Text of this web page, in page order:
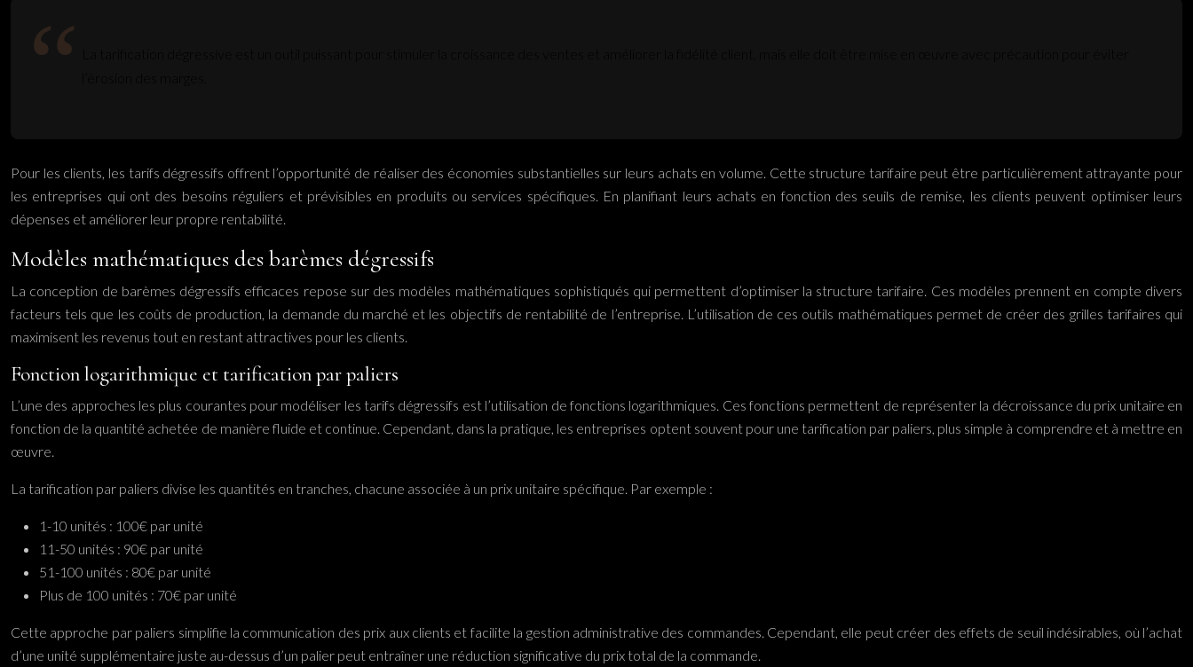
Pour les clients, les tarifs dégressifs offrent l’opportunité de réaliser des économies substantielles sur leurs achats en volume. Cette structure tarifaire peut être particulièrement attrayante pour
les entreprises qui ont des besoins réguliers et prévisibles en produits ou services spécifiques. En planifiant leurs achats en fonction des seuils de remise, les clients peuvent optimiser leurs
dépenses et améliorer leur propre rentabilité.
Modèles mathématiques des barèmes dégressifs
La conception de barèmes dégressifs efficaces repose sur des modèles mathématiques sophistiqués qui permettent d’optimiser la structure tarifaire. Ces modèles prennent en compte divers
facteurs tels que les coûts de production, la demande du marché et les objectifs de rentabilité de l’entreprise. L’utilisation de ces outils mathématiques permet de créer des grilles tarifaires qui
maximisent les revenus tout en restant attractives pour les clients.
Fonction logarithmique et tarification par paliers
L’une des approches les plus courantes pour modéliser les tarifs dégressifs est l’utilisation de fonctions logarithmiques. Ces fonctions permettent de représenter la décroissance du prix unitaire en
fonction de la quantité achetée de manière fluide et continue. Cependant, dans la pratique, les entreprises optent souvent pour une tarification par paliers, plus simple à comprendre et à mettre en
œuvre.
La tarification par paliers divise les quantités en tranches, chacune associée à un prix unitaire spécifique. Par exemple :
1-10 unités : 100€ par unité
11-50 unités : 90€ par unité
51-100 unités : 80€ par unité
Plus de 100 unités : 70€ par unité
Cette approche par paliers simplifie la communication des prix aux clients et facilite la gestion administrative des commandes. Cependant, elle peut créer des effets de seuil indésirables, où l’achat
d’une unité supplémentaire juste au-dessus d’un palier peut entraîner une réduction significative du prix total de la commande.